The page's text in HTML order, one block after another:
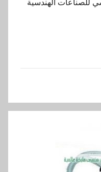
للصناعات الهندسية